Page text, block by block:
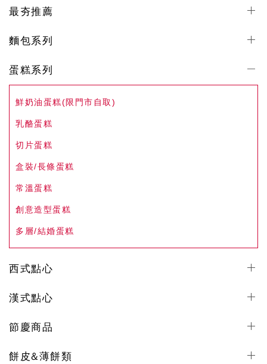
最夯推薦
麵包系列
蛋糕系列
鮮奶油蛋糕(限門市自取)
乳酪蛋糕
切片蛋糕
盒裝/長條蛋糕
常溫蛋糕
創意造型蛋糕
多層/結婚蛋糕
西式點心
漢式點心
節慶商品
餅皮&薄餅類